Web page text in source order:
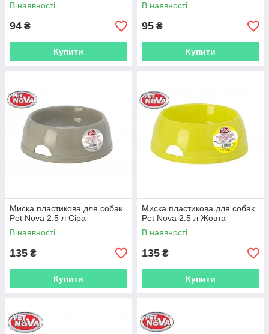
В наявності
94 ₴
Купити
В наявності
95 ₴
Купити
Миска пластикова для собак
Pet Nova 2.5 л Сіра
В наявності
135 ₴
Купити
Миска пластикова для собак
Pet Nova 2.5 л Жовта
В наявності
135 ₴
Купити